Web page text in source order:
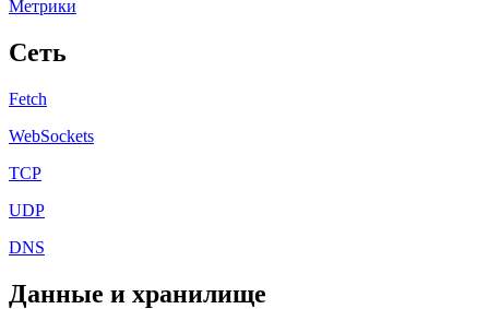
Метрики
Сеть
Fetch
WebSockets
TCP
UDP
DNS
Данные и хранилище